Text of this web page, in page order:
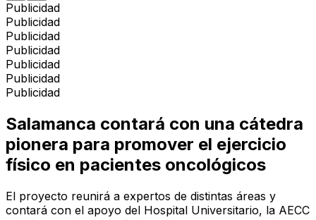
Publicidad
Publicidad
Publicidad
Publicidad
Publicidad
Publicidad
Publicidad
Salamanca contará con una cátedra
pionera para promover el ejercicio
físico en pacientes oncológicos
El proyecto reunirá a expertos de distintas áreas y
contará con el apoyo del Hospital Universitario, la AECC